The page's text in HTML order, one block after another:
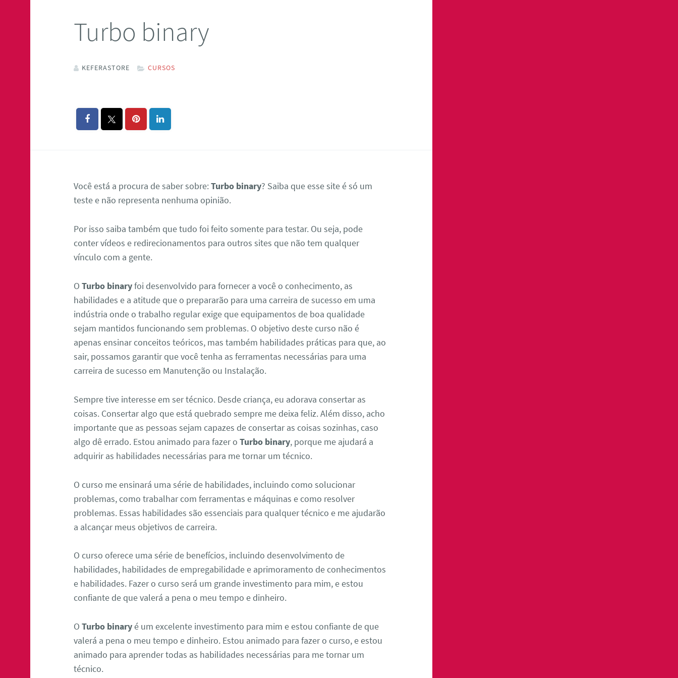
Turbo binary
KEFERASTORE CURSOS
Você está a procura de saber sobre:Turbo binary? Saiba que esse site é só um
teste e não representa nenhuma opinião.
Por isso saiba também que tudo foi feito somente para testar. Ou seja, pode
conter vídeos e redirecionamentos para outros sites que não tem qualquer
vínculo com a gente.
OTurbo binaryfoi desenvolvido para fornecer a você o conhecimento, as
habilidades e a atitude que o prepararão para uma carreira de sucesso em uma
indústria onde o trabalho regular exige que equipamentos de boa qualidade
sejam mantidos funcionando sem problemas. O objetivo deste curso não é
apenas ensinar conceitos teóricos, mas também habilidades práticas para que, ao
sair, possamos garantir que você tenha as ferramentas necessárias para uma
carreira de sucesso em Manutenção ou Instalação.
Sempre tive interesse em ser técnico. Desde criança, eu adorava consertar as
coisas. Consertar algo que está quebrado sempre me deixa feliz. Além disso, acho
importante que as pessoas sejam capazes de consertar as coisas sozinhas, caso
algo dê errado. Estou animado para fazer oTurbo binary, porque me ajudará a
adquirir as habilidades necessárias para me tornar um técnico.
O curso me ensinará uma série de habilidades, incluindo como solucionar
problemas, como trabalhar com ferramentas e máquinas e como resolver
problemas. Essas habilidades são essenciais para qualquer técnico e me ajudarão
a alcançar meus objetivos de carreira.
O curso oferece uma série de benefícios, incluindo desenvolvimento de
habilidades, habilidades de empregabilidade e aprimoramento de conhecimentos
e habilidades. Fazer o curso será um grande investimento para mim, e estou
confiante de que valerá a pena o meu tempo e dinheiro.
OTurbo binaryé um excelente investimento para mim e estou confiante de que
valerá a pena o meu tempo e dinheiro. Estou animado para fazer o curso, e estou
animado para aprender todas as habilidades necessárias para me tornar um
técnico.